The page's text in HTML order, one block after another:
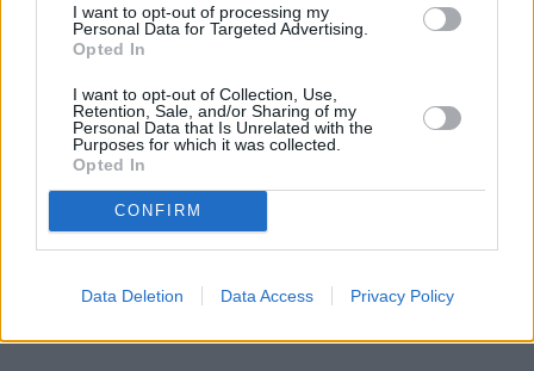
I want to opt-out of processing my
Personal Data for Targeted Advertising.
Opted In
I want to opt-out of Collection, Use,
Retention, Sale, and/or Sharing of my
Personal Data that Is Unrelated with the
Purposes for which it was collected.
Opted In
CONFIRM
Data Deletion Data Access Privacy Policy